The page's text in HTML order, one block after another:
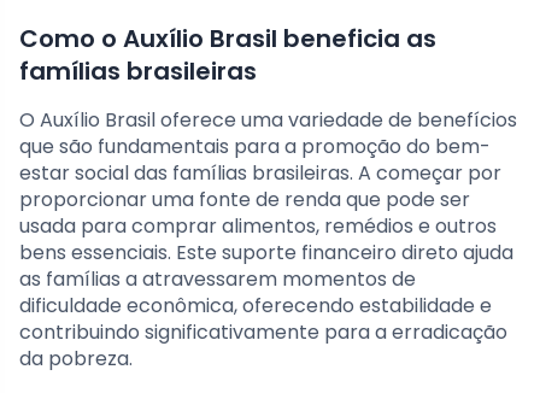
Como o Auxílio Brasil beneficia as
famílias brasileiras
O Auxílio Brasil oferece uma variedade de benefícios
que são fundamentais para a promoção do bem-
estar social das famílias brasileiras. A começar por
proporcionar uma fonte de renda que pode ser
usada para comprar alimentos, remédios e outros
bens essenciais. Este suporte financeiro direto ajuda
as famílias a atravessarem momentos de
dificuldade econômica, oferecendo estabilidade e
contribuindo significativamente para a erradicação
da pobreza.